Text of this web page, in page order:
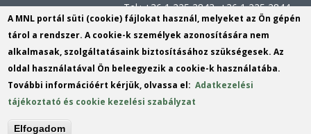
sends
e-
mail)
Tel.: +36 1 225 2843, +36 1 225 2844
Postacím: 1014 Budapest, Bécsi kapu
tér 2-4.
Felnőttképzési nyilvántartási szám:
B/2020/002162
Engedélyszám: E/2020/000419
A MNL portál süti (cookie) fájlokat használ, melyeket az Ön gépén
tárol a rendszer. A cookie-k személyek azonosítására nem
alkalmasak, szolgáltatásaink biztosításához szükségesek. Az
oldal használatával Ön beleegyezik a cookie-k használatába.
További információért kérjük, olvassa el:Adatkezelési
tájékoztató és cookie kezelési szabályzat
Elfogadom